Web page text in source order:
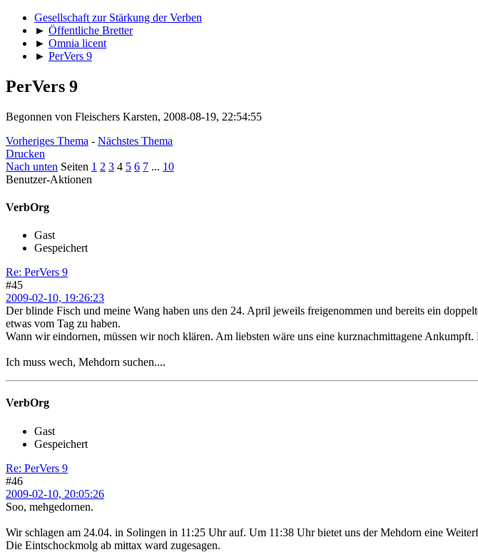
Gesellschaft zur Stärkung der Verben
► Öffentliche Bretter
► Omnia licent
► PerVers 9
PerVers 9
Begonnen von Fleischers Karsten, 2008-08-19, 22:54:55
Vorheriges Thema - Nächstes Thema
Drucken
Nach unten Seiten 1 2 3 4 5 6 7 ... 10
Benutzer-Aktionen
VerbOrg
Gast
Gespeichert
Re: PerVers 9
#45
2009-02-10, 19:26:23
Der blinde Fisch und meine Wang haben uns den 24. April jeweils freigenommen und bereits ein
etwas vom Tag zu haben.
Wann wir eindornen, müssen wir noch klären. Am liebsten wäre uns eine kurznachmittagene Ankumpft.
Ich muss wech, Mehdorn suchen....
VerbOrg
Gast
Gespeichert
Re: PerVers 9
#46
2009-02-10, 20:05:26
Soo, mehgedornen.
Wir schlagen am 24.04. in Solingen in 11:25 Uhr auf. Um 11:38 Uhr bietet uns der Mehdorn eine
Die Eintschockmolg ab mittax ward zugesagen.